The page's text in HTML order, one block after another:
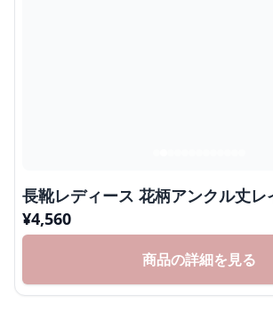
長靴レディース 花柄アンクル丈レ
¥4,560
商品の詳細を見る